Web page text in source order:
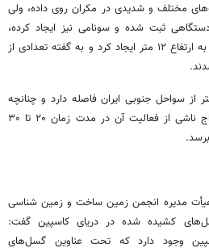
مختلف و شدیدی در مکران روی داده، ولی
ثبت شده و سونامی نیز ایجاد کرده،
زلزله سال ۱۹۴۵ است که سونامی به ارتفاع ۱۲ متر ایجاد کرد و به گفته تعدادی از
فقط حدود ۱۰۰ کیلومتر از سواحل جنوبی ایران فاصله دارد و چنانچه
فعال شود، پیش‌بینی می‌شود امواج ناشی از فعالیت آن در مدت زمان ۲۰ تا ۳۰
مدیره انجمن زمین ساخت و زمین شناسی
کشیده شده در دریای کاسپین گفت:
وجود دارد که تحت عناوین گسل‌های